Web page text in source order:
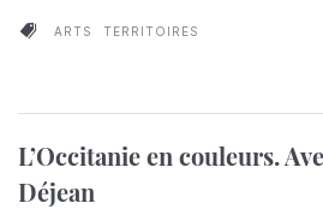
ARTS TERRITOIRES
L’Occitanie en couleurs.
Déjean